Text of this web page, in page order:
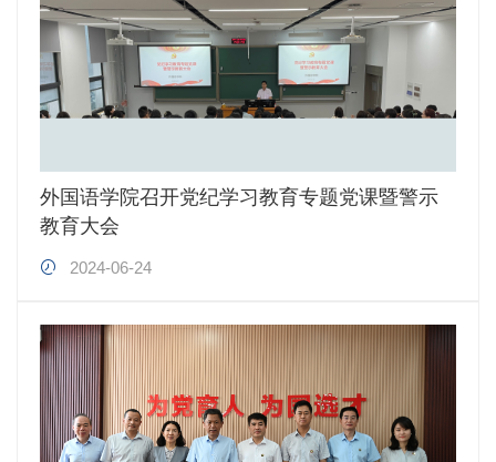
外国语学院召开党纪学习教育专题党课暨警示
教育大会
2024-06-24